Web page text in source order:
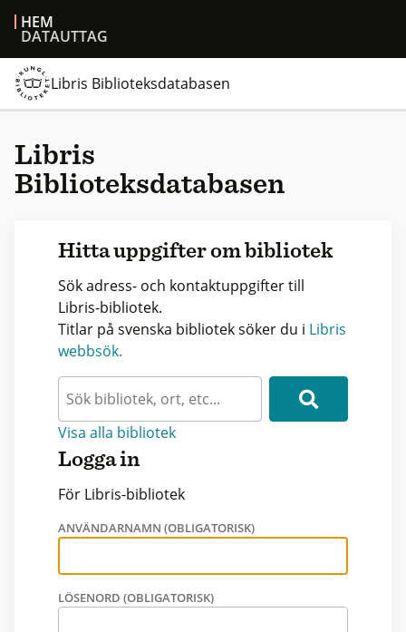
HEM
DATAUTTAG
Libris Biblioteksdatabasen
Libris
Biblioteksdatabasen
Hitta uppgifter om bibliotek
Sök adress- och kontaktuppgifter till
Libris-bibliotek.
Titlar på svenska bibliotek söker du i Libris
webbsök.
Visa alla bibliotek
Logga in
För Libris-bibliotek
ANVÄNDARNAMN (OBLIGATORISK)
LÖSENORD (OBLIGATORISK)